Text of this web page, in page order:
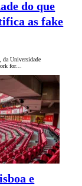
do que
as fake
da Universidade
for…
e